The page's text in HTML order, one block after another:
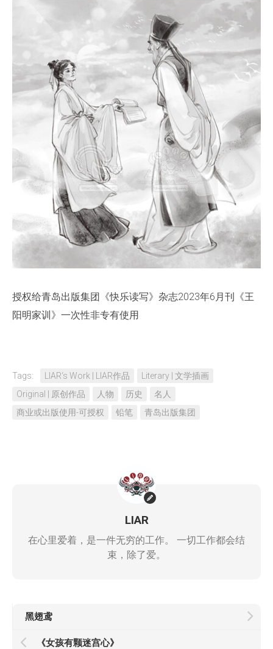
授权给青岛出版集团《快乐读写》杂志2023年6月刊《王
阳明家训》一次性非专有使用
Tags: LIAR‘s Work | LIAR作品
Literary | 文学插画
Original | 原创作品
人物 历史
名人
商业或出版使用-可授权
铅笔 青岛出版集团
LIAR
在心里爱着，是一件无穷的工作。 一切工作都会结
束，除了爱。
黑翅鸢
《女孩有颗迷宫心》